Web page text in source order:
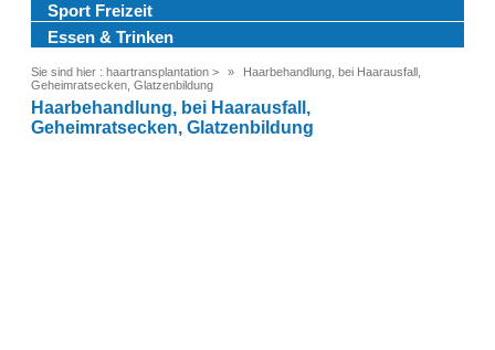
Sport Freizeit
Essen & Trinken
Sie sind hier : haartransplantation >
Haarbehandlung, bei Haarausfall,
Geheimratsecken, Glatzenbildung
Haarbehandlung, bei Haarausfall,
Geheimratsecken, Glatzenbildung